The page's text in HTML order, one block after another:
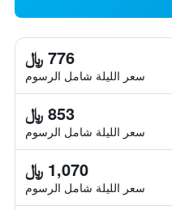
776 ﷼
سعر الليلة شامل الرسوم
853 ﷼
سعر الليلة شامل الرسوم
1,070 ﷼
سعر الليلة شامل الرسوم